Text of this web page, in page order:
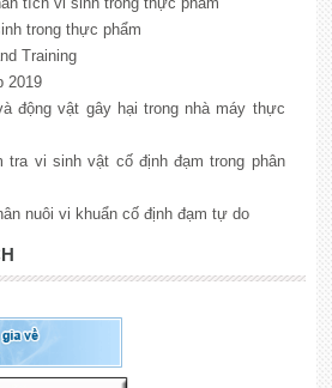
trong thực phẩm
Training
2019
động vật gây hại trong nhà máy thực
tra vi sinh vật cố định đạm trong phân
nuôi vi khuẩn cố định đạm tự do